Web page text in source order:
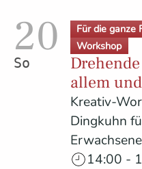
20
Sonntag
Für die ganze
Workshop
allem
Kreativ-
Dingkuhn
Erwachsene
14:00 -